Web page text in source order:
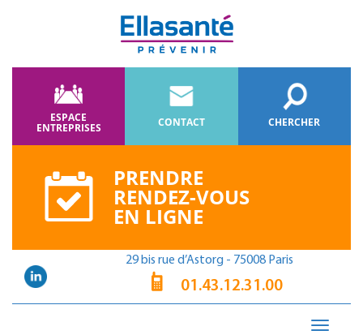
ESPACE
ENTREPRISES CONTACT CHERCHER
PRENDRE
RENDEZ-VOUS
EN LIGNE
29 bis rue d’Astorg - 75008 Paris
01.43.12.31.00
Toggle